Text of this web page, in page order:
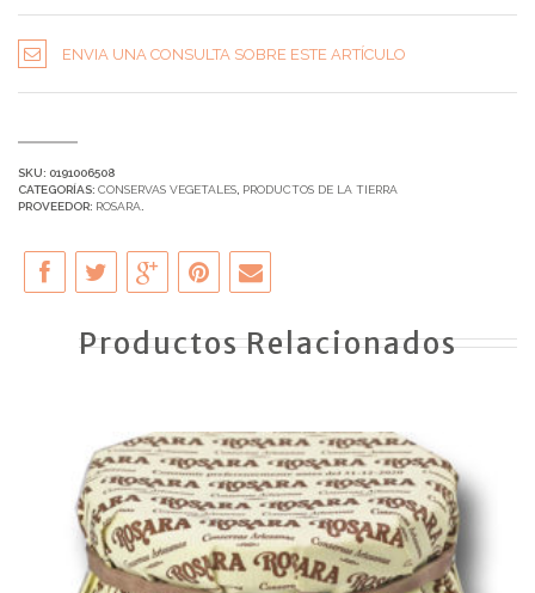
ENVIA UNA CONSULTA SOBRE ESTE ARTÍCULO
SKU: 0191006508
CATEGORÍAS: CONSERVAS VEGETALES PRODUCTOS DE LA TIERRA
PROVEEDOR: ROSARA
Productos Relacionados